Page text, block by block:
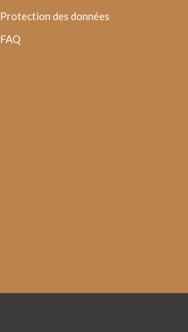
Protection des données
FAQ